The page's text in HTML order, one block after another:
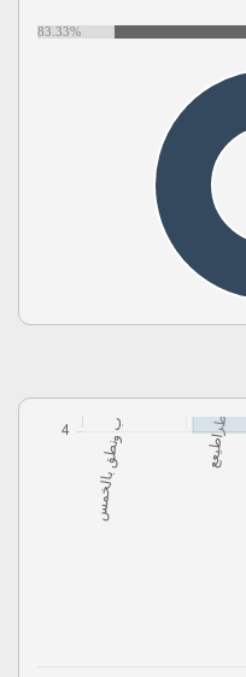
83.33%